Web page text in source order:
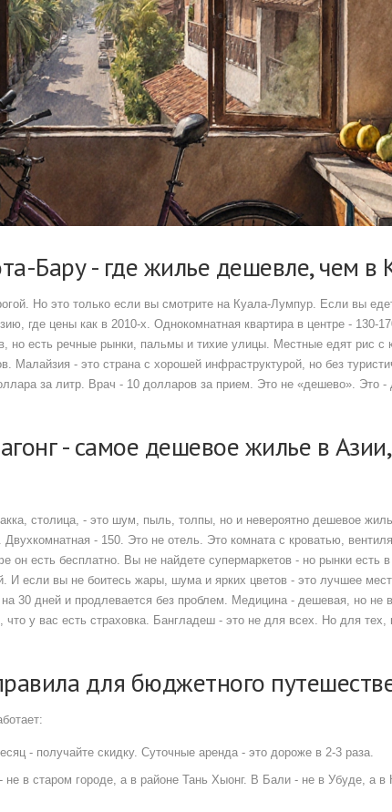
Бару - где жилье дешевле, чем в
Но это только если вы смотрите на Куала-Лумпур. Если вы
где цены как в 2010-х. Однокомнатная квартира в центре - 130-
но есть речные рынки, пальмы и тихие улицы. Местные едят рис с
Малайзия - это страна с хорошей инфраструктурой, но без
за литр. Врач - 10 долларов за прием. Это не «дешево». Это
- самое дешевое жилье в
столица, - это шум, пыль, толпы, но и невероятно дешевое
- 150. Это не отель. Это комната с кроватью,
он есть бесплатно. Вы не найдете супермаркетов - но рынки есть
И если вы не боитесь жары, шума и ярких цветов - это лучшее
30 дней и продлевается без проблем. Медицина - дешевая, но не
у вас есть страховка. Бангладеш - это не для всех. Но для тех,
для бюджетного
- получайте скидку. Суточные аренда - это дороже в 2-3 раза.
не в старом городе, а в районе Тань Хыонг. В Бали - не в Убуде, а